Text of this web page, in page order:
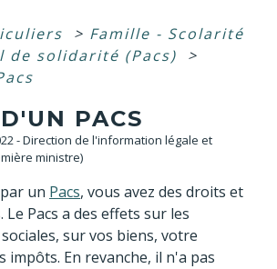
> Famille - Scolarité
de solidarité (Pacs)
>
PACS
- Direction de l'information légale et
ministre)
un Pacs, vous avez des droits et
Pacs a des effets sur les
sur vos biens, votre
impôts. En revanche, il n'a pas